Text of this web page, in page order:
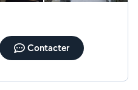
Contacter